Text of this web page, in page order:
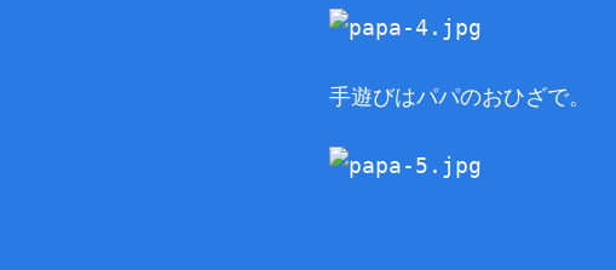
手遊びはパパのおひざで。